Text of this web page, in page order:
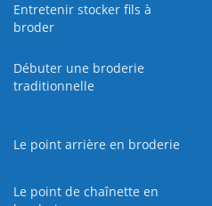
Entretenir stocker fils à
broder
Débuter une broderie
traditionnelle
Le point arrière en broderie
Le point de chaînette en